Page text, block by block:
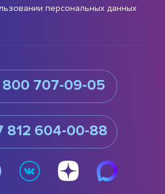
персональных данных
800 707-09-05
812 604-00-88